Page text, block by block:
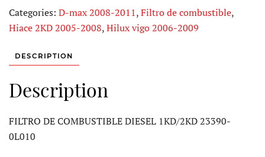
COMBUSTIBLE
DIESEL
0L010
quantity
Categories: D-max 2008-2011,Filtro de combustible,
Hiace 2KD 2005-2008,Hilux vigo 2006-2009
DESCRIPTION
Description
FILTRO DE COMBUSTIBLE DIESEL 1KD/2KD 23390-
0L010